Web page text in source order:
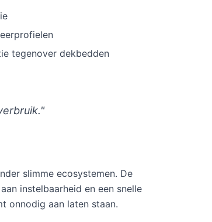
tegenover dekbedden
slimme ecosystemen. De
instelbaarheid en een snelle
onnodig aan laten staan.